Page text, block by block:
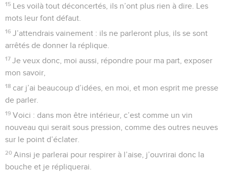
15 Les voilà tout déconcertés, ils n’ont plus rien à dire. Les
mots leur font défaut.
16 J’attendrais vainement : ils ne parleront plus, ils se sont
arrêtés de donner la réplique.
17 Je veux donc, moi aussi, répondre pour ma part, exposer
mon savoir,
18 car j’ai beaucoup d’idées, en moi, et mon esprit me presse
de parler.
19 Voici : dans mon être intérieur, c’est comme un vin
nouveau qui serait sous pression, comme des outres neuves
sur le point d’éclater.
20 Ainsi je parlerai pour respirer à l’aise, j’ouvrirai donc la
bouche et je répliquerai.